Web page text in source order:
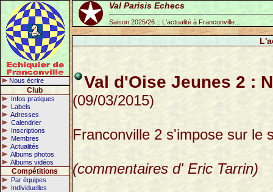
Nous écrire
Club
Infos pratiques
Labels
Adresses
Calendrier
Inscriptions
Membres
Actualités
Albums photos
Albums vidéos
Compétitions
Par équipes
Individuelles
Val Parisis Echecs
Saison 2025/26 :: L'actualité à Franconville...
Val d'Oise Jeunes 2 :
(09/03/2015)
Franconville 2 s'impose sur le
(commentaires d' Eric Tarrin)